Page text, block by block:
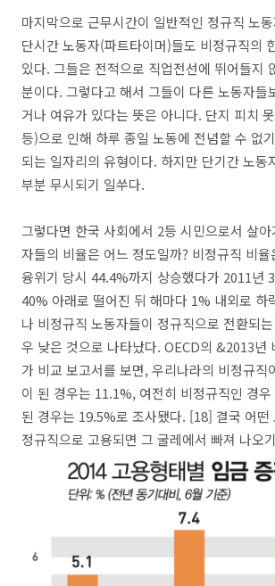
마지막으로 근무시간이 일반적인 정규직 노
단시간 노동자(파트타이머)들도 비정규직의
있다. 그들은 전적으로 직업전선에 뛰어들지
분이다. 그렇다고 해서 그들이 다른 노동자들
거나 여유가 있다는 뜻은 아니다. 단지 피치
등)으로 인해 하루 종일 노동에 전념할 수 없
되는 일자리의 유형이다. 하지만 단기간 노동
부분 무시되기 일쑤다.
그렇다면 한국 사회에서 2등 시민으로서 살
자들의 비율은 어느 정도일까? 비정규직 비
융위기 당시 44.4%까지 상승했다가 2011년
40% 아래로 떨어진 뒤 해마다 1% 내외로 하
나 비정규직 노동자들이 정규직으로 전환되
우 낮은 것으로 나타났다. OECD의 &2013년
가 비교 보고서를 보면, 우리나라의 비정규직
이 된 경우는 11.1%, 여전히 비정규직인 경
된 경우는 19.5%로 조사됐다. [18] 결국 어떤
정규직으로 고용되면 그 굴레에서 빠져 나오